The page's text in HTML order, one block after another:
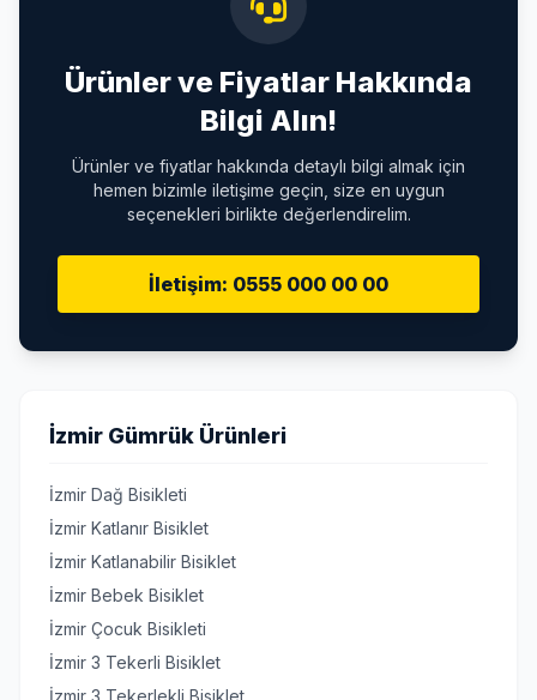
Ürünler ve Fiyatlar Hakkında
Bilgi Alın!
Ürünler ve fiyatlar hakkında detaylı bilgi almak için
hemen bizimle iletişime geçin, size en uygun
seçenekleri birlikte değerlendirelim.
İletişim: 0555 000 00 00
İzmir Gümrük Ürünleri
İzmir Dağ Bisikleti
İzmir Katlanır Bisiklet
İzmir Katlanabilir Bisiklet
İzmir Bebek Bisiklet
İzmir Çocuk Bisikleti
İzmir 3 Tekerli Bisiklet
İzmir 3 Tekerlekli Bisiklet